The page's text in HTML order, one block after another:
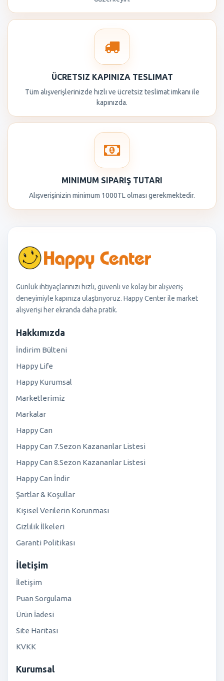
ÜCRETSIZ KAPINIZA TESLIMAT
Tüm alışverişlerinizde hızlı ve ücretsiz teslimat imkanı ile
kapınızda.
MINIMUM SIPARIŞ TUTARI
Alışverişinizin minimum 1000TL olması gerekmektedir.
Günlük ihtiyaçlarınızı hızlı, güvenli ve kolay bir alışveriş
deneyimiyle kapınıza ulaştırıyoruz. Happy Center ile market
alışverişi her ekranda daha pratik.
Hakkımızda
İndirim Bülteni
Happy Life
Happy Kurumsal
Marketlerimiz
Markalar
Happy Can
Happy Can 7.Sezon Kazananlar Listesi
Happy Can 8.Sezon Kazananlar Listesi
Happy Can İndir
Şartlar & Koşullar
Kişisel Verilerin Korunması
Gizlilik İlkeleri
Garanti Politikası
İletişim
İletişim
Puan Sorgulama
Ürün İadesi
Site Haritası
KVKK
Kurumsal